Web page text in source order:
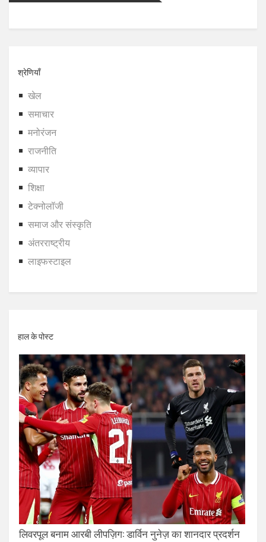
श्रेणियाँ
खेल
समाचार
मनोरंजन
राजनीति
व्यापार
शिक्षा
टेक्नोलॉजी
समाज और संस्कृति
अंतरराष्ट्रीय
लाइफस्टाइल
हाल के पोस्ट
लिवरपूल बनाम आरबी लीपज़िग: डार्विन नुनेज़ का शानदार प्रदर्शन